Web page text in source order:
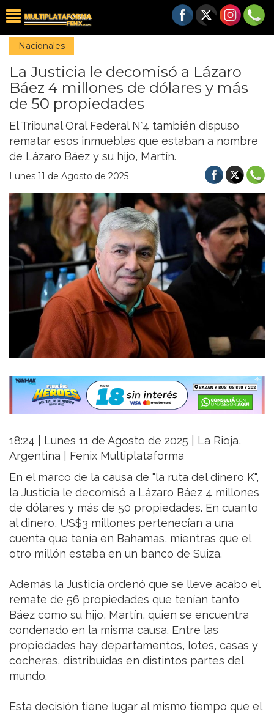
Nacionales
La Justicia le decomisó a Lázaro
Báez 4 millones de dólares y más
de 50 propiedades
El Tribunal Oral Federal N°4 también dispuso
rematar esos inmuebles que estaban a nombre
de Lázaro Báez y su hijo, Martín.
Lunes 11 de Agosto de 2025
18:24 | Lunes 11 de Agosto de 2025 | La Rioja,
Argentina | Fenix Multiplataforma
En el marco de la causa de "la ruta del dinero K",
la Justicia le decomisó a Lázaro Báez 4 millones
de dólares y más de 50 propiedades. En cuanto
al dinero, US$3 millones pertenecían a una
cuenta que tenía en Bahamas, mientras que el
otro millón estaba en un banco de Suiza.
Además la Justicia ordenó que se lleve acabo el
remate de 56 propiedades que tenían tanto
Báez como su hijo, Martín, quien se encuentra
condenado en la misma causa. Entre las
propiedades hay departamentos, lotes, casas y
cocheras, distribuidas en distintos partes del
mundo.
Esta decisión tiene lugar al mismo tiempo que el